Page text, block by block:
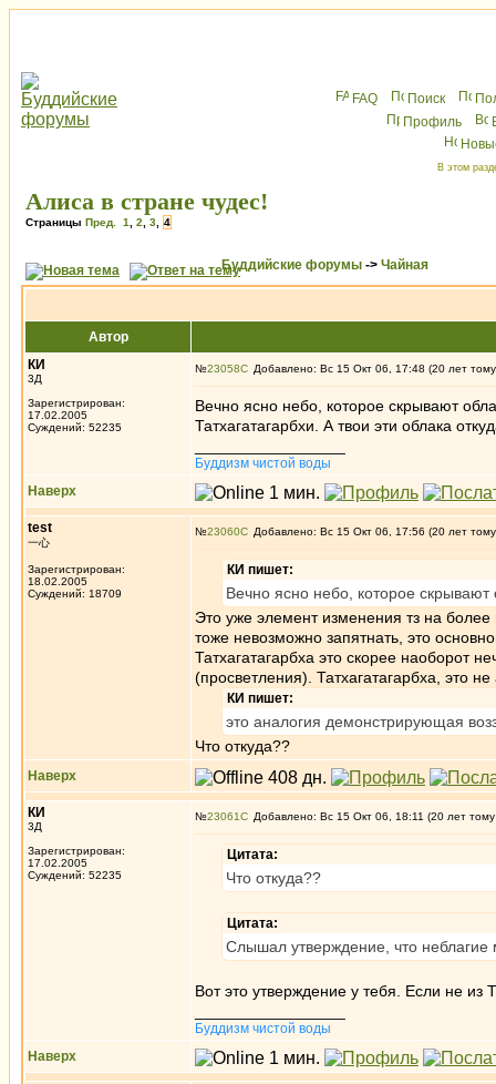
FAQ Поиск
Профиль
В этом
Алиса в стране чудес!
Страницы Пред. 1 2 3 4
Буддийские форумы -> Чайная
Автор
КИ
3Д
Зарегистрирован:
17.02.2005
Суждений: 52235
№23058 Добавлено: Вс 15 Окт 06, 17:48 (20 лет
Вечно ясно небо, которое скрывают
Татхагатагарбхи. А твои эти облака
Буддизм чистой воды
Наверх
test
一心
Зарегистрирован:
18.02.2005
Суждений: 18709
№23060 Добавлено: Вс 15 Окт 06, 17:56 (20 лет
КИ пишет:
Вечно ясно небо, которое скрывают
Это уже элемент изменения тз на более
тоже невозможно запятнать, это
Татхагатагарбха это скорее наоборот
(просветления). Татхагатагарбха, это
КИ пишет:
это аналогия демонстрирующая
Что откуда??
Наверх
КИ
3Д
Зарегистрирован:
17.02.2005
Суждений: 52235
№23061 Добавлено: Вс 15 Окт 06, 18:11 (20 лет
Цитата:
Что откуда??
Цитата:
Слышал утверждение, что неблагие
Вот это утверждение у тебя. Если не из
Буддизм чистой воды
Наверх